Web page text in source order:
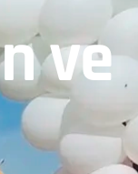
ve